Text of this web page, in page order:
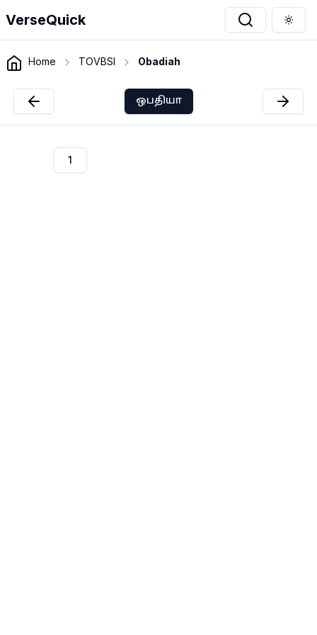
VerseQuick
Home TOVBSI Obadiah
ஒபதியா
1